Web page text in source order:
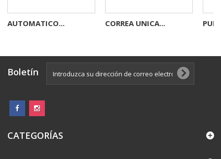
AUTOMATICO... CORREA UNICA...
Boletín
CATEGORÍAS